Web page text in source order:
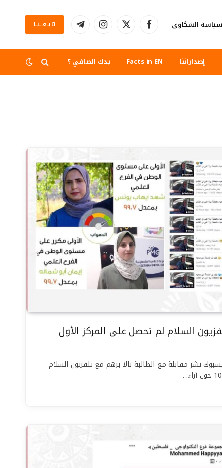
سياسة الشكاوى فيسبوكX الانستغرامتيلقرام تابــعــنــا
إصداراتنا Facts in EN بدك الصافي ؟
السلام لم تحصل على المركز الأول
نشر مقابلة مع الطالبة تالا برهم مع تلفزيون السلام